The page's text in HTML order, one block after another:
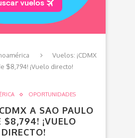
Vuelos: ¡CDMX
$8,794! ¡Vuelo directo!
OPORTUNIDADES
A SAO PAULO
$8,794! ¡VUELO
DIRECTO!